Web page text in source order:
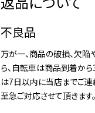
不良品
万が一、商品の破損、欠
ら、自転車は商品到着か
は7日以内に当店までご連
至急ご対応させて頂きます。